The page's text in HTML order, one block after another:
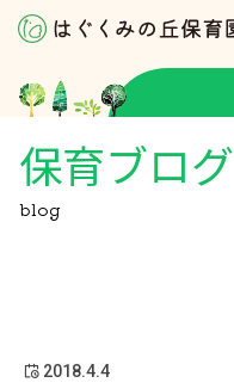
保育ブログ
blog
2018.4.4